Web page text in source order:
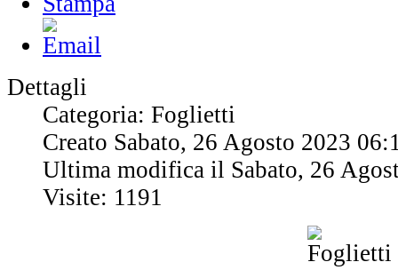
Dettagli
Categoria: Foglietti
Creato Sabato, 26 Agosto 2023
Ultima modifica il Sabato, 26
Visite: 1191